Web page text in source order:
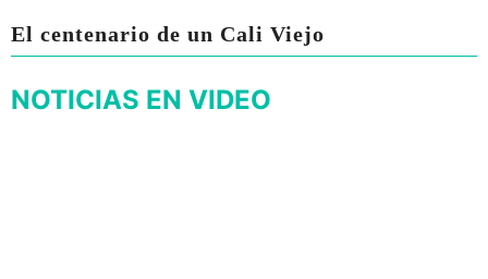
El centenario de un Cali Viejo
NOTICIAS EN VIDEO